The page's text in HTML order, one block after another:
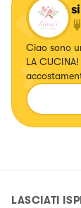
Ciao sono
LA
LASCIATI